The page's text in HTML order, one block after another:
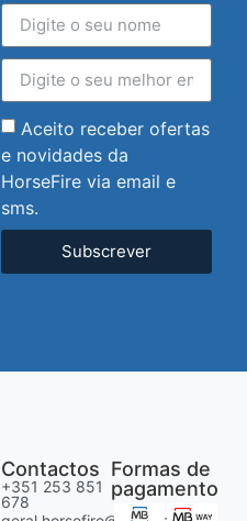
Aceito receber ofertas
e novidades da
HorseFire via email e
sms.
Subscrever
Contactos
+351 253 851
678
Formas de
pagamento